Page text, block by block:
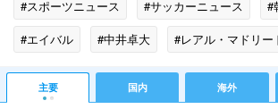
#スポーツニュース #サッカーニュース
#
#エイバル
#中井卓大
#レアル・マドリー
#海外サッカー日本人選手
#スポーツニュー
主要 国内 海外